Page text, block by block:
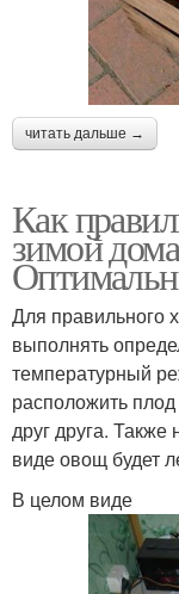
читать дальше →
Как
зимой
Для правильного
выполнять
температурный
расположить
друг друга. Также
виде овощ будет
В целом виде